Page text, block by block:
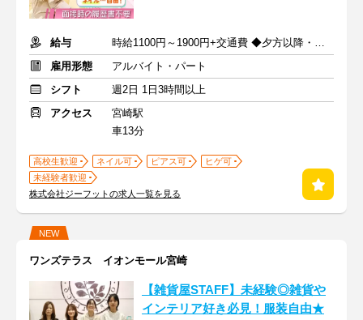
給与
時給1100円～1900円+交通費 ◆夕方以降・日祝加給あり！
雇用形態
アルバイト・パート
シフト
週2日 1日3時間以上
アクセス
宮崎駅
車13分
高校生歓迎 ネイル可 ピアス可
ヒゲ可
未経験者歓迎
株式会社ジーフットの求人一覧を見る
NEW
ワンズテラス イオンモール宮崎
【雑貨屋STAFF】未経験◎雑貨や
インテリア好き必見！服装自由★